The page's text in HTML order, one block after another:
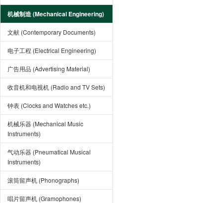
机械制造 (Mechanical Engineering)
文献 (Contemporary Documents)
电子工程 (Electrical Engineering)
广告用品 (Advertising Material)
收音机和电视机 (Radio and TV Sets)
钟表 (Clocks and Watches etc.)
机械乐器 (Mechanical Music
Instruments)
气动乐器 (Pneumatical Musical
Instruments)
滚筒留声机 (Phonographs)
唱片留声机 (Gramophones)